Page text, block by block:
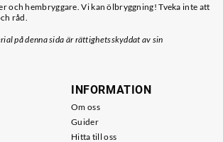
och hembryggare. Vi kan ölbryggning! Tveka inte att
råd.
på denna sida är rättighetsskyddat av sin
INFORMATION
Om oss
Guider
Hitta till oss